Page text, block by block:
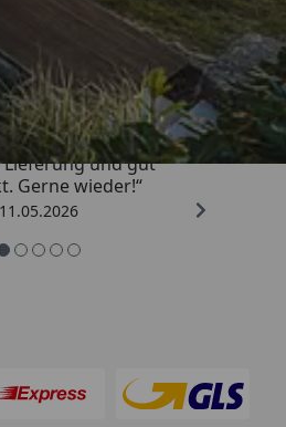
Shops
4,93/ 5
Lieferung und gut
Gerne wieder!“
11.05.2026